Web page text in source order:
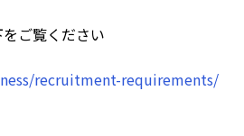
ご覧ください
recruitment-requirements/